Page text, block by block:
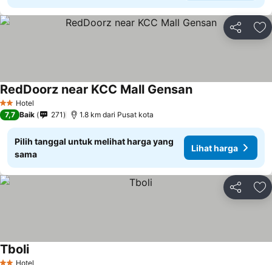
Bagikan
2 Bintang
Hotel
RedDoorz near KCC Mall Gensan
7,7 Baik 271 1.8 km dari Pusat kota
Pilih tanggal untuk melihat harga yang
sama
Lihat harga
Bagikan
Hotel
Tboli